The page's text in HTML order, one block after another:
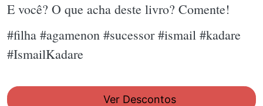
E você? O que acha deste livro? Comente!
#filha #agamenon #sucessor #ismail #kadare
#IsmailKadare
Ver Descontos